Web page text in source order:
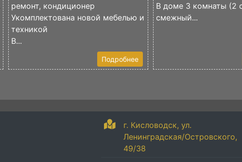
ремонт, кондиционер
Укомплектована новой мебелью и
техникой
В...
Подробнее
В доме 3 комнаты (2
смежный...
г. Кисловодск, ул.
Ленинградская/Островского,
49/38